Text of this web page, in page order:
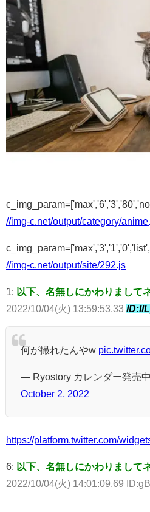
//img-c.net/output/category/
//img-c.net/output/site/292.js
1: 以下、名無しにかわりまして
2022/10/04(火) 13:59:53.33
何が撮れたんやw
— Ryostory カレンダー発売
October 2, 2022
https://platform.twitter.com/
6: 以下、名無しにかわりまして
2022/10/04(火) 14:01:09.69